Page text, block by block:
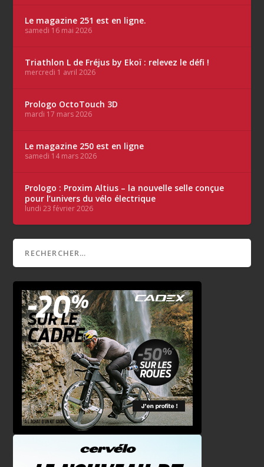
Le magazine 251 est en ligne.
samedi 16 mai 2026
Triathlon L de Fréjus by Ekoï : relevez le défi !
mercredi 1 avril 2026
Prologo OctoTouch 3D
mardi 17 mars 2026
Le magazine 250 est en ligne
samedi 14 mars 2026
Prologo : Proxim Altius – la nouvelle selle conçue
pour l’univers du vélo électrique
lundi 23 février 2026